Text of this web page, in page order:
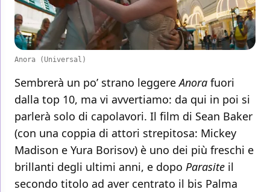
Anora (Universal)
Sembrerà un po’ strano leggereAnora fuori
dalla top 10, ma vi avvertiamo: da qui in poi si
parlerà solo di capolavori. Il film di Sean Baker
(con una coppia di attori strepitosa: Mickey
Madison e Yura Borisov) è uno dei più freschi e
brillanti degli ultimi anni, e dopo Parasite il
secondo titolo ad aver centrato il bis Palma